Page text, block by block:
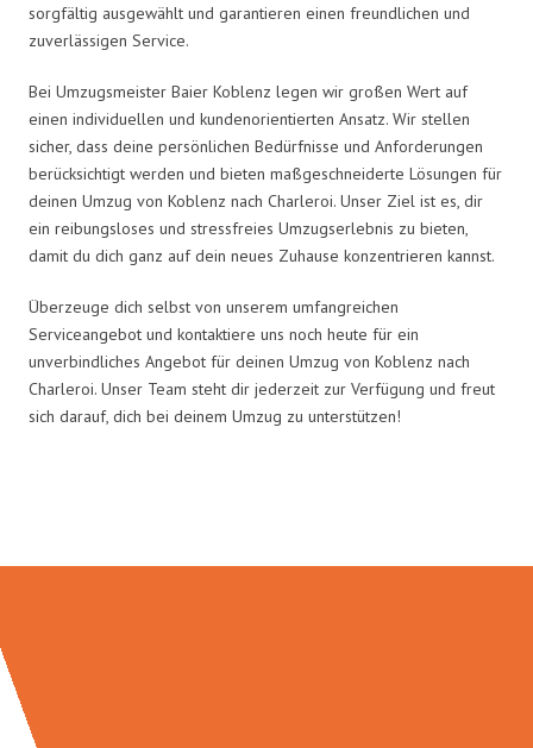
sorgfältig ausgewählt und garantieren einen freundlichen und
zuverlässigen Service.
Bei Umzugsmeister Baier Koblenz legen wir großen Wert auf
einen individuellen und kundenorientierten Ansatz. Wir stellen
sicher, dass deine persönlichen Bedürfnisse und Anforderungen
berücksichtigt werden und bieten maßgeschneiderte Lösungen für
deinen Umzug von Koblenz nach Charleroi. Unser Ziel ist es, dir
ein reibungsloses und stressfreies Umzugserlebnis zu bieten,
damit du dich ganz auf dein neues Zuhause konzentrieren kannst.
Überzeuge dich selbst von unserem umfangreichen
Serviceangebot und kontaktiere uns noch heute für ein
unverbindliches Angebot für deinen Umzug von Koblenz nach
Charleroi. Unser Team steht dir jederzeit zur Verfügung und freut
sich darauf, dich bei deinem Umzug zu unterstützen!